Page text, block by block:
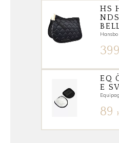
HS
399
EQ
E
89